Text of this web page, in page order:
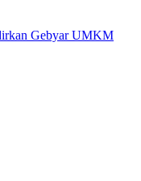
Gebyar UMKM